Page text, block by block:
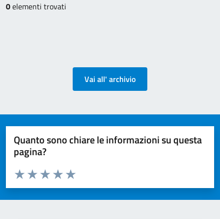
0elementi trovati
Vai all' archivio
Quanto sono chiare le informazioni su questa
pagina?
Valuta da 1 a 5 stelle la pagina
Valuta 5 stelle su 5
Valuta 4 stelle su 5
Valuta 3 stelle su 5
Valuta 2 stelle su 5
Valuta 1 stelle su 5